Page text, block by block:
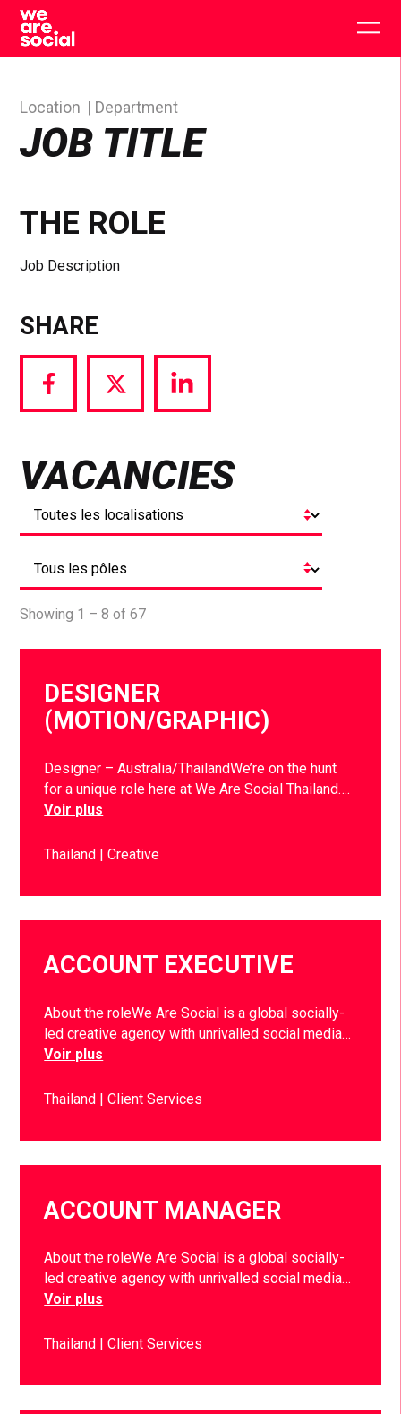
Skip
content
JOB TITLE
Location Department
THE ROLE
Job Description
SHARE
Share
via
Share
via
Share
via
VACANCIES
Showing 1 – 8 of 67
DESIGNER
(MOTION/GRAPHIC)
Designer – Australia/ThailandWe’re on the hunt
for a unique role here at We Are Social Thailand….
Voir plus
Thailand Creative
ACCOUNT EXECUTIVE
About the roleWe Are Social is a global socially-
led creative agency with unrivalled social media…
Voir plus
Thailand Client Services
ACCOUNT MANAGER
About the roleWe Are Social is a global socially-
led creative agency with unrivalled social media…
Voir plus
Thailand Client Services